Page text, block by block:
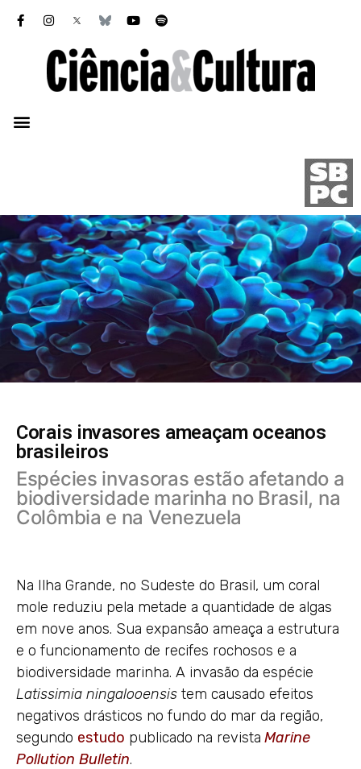
Corais invasores ameaçam oceanos
brasileiros
Espécies invasoras estão afetando a
biodiversidade marinha no Brasil, na
Colômbia e na Venezuela
Na Ilha Grande, no Sudeste do Brasil, um coral
mole reduziu pela metade a quantidade de algas
em nove anos. Sua expansão ameaça a estrutura
e o funcionamento de recifes rochosos e a
biodiversidade marinha. A invasão da espécie
Latissimia ningalooensis tem causado efeitos
negativos drásticos no fundo do mar da região,
segundo estudo publicado na revista Marine
Pollution Bulletin.